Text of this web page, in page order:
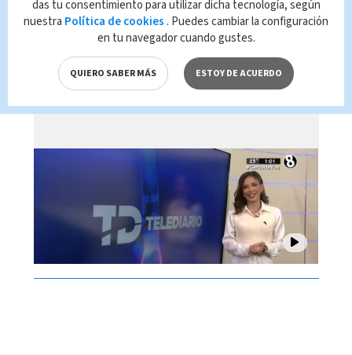
Telediario En Directo con Paula
Brenes, 07 de agosto 2026
das tu consentimiento para utilizar dicha tecnología, según
nuestra Política de cookies . Puedes cambiar la configuración
en tu navegador cuando gustes.
QUIERO SABER MÁS ESTOY DE ACUERDO